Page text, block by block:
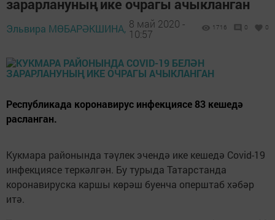
зарарлануның ике очрагы ачыкланган
Эльвира МӨБАРӘКШИНА, 8 май 2020 -
10:57
1716 0 0
Республикада коронавирус инфекциясе 83 кешедә
расланган.
Кукмара районында тәүлек эчендә ике кешедә Covid-19
инфекциясе теркәлгән. Бу турыда Татарстанда
коронавируска каршы көрәш буенча оперштаб хәбәр
итә.